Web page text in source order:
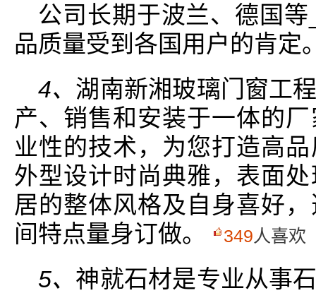
公司长期于波兰、德国
品质量受到各国用户的肯定
4、 湖南新湘玻璃门窗工
产、销售和安装于一体的
业性的技术，为您打造高
外型设计时尚典雅，表面
居的整体风格及自身喜好
间特点量身订做。
349人喜欢
5、 神就石材是专业从事